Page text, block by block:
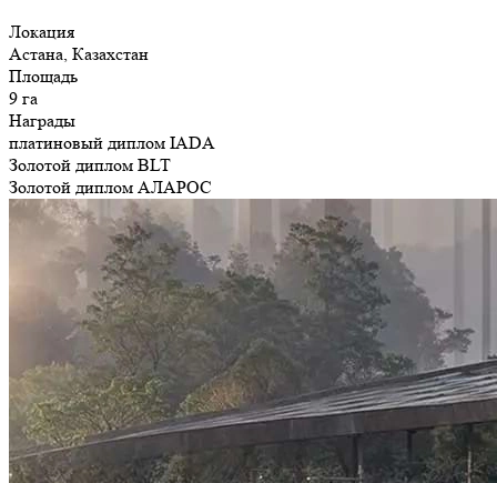
Локация
Астана, Казахстан
Площадь
9 га
Награды
платиновый диплом IADA
Золотой диплом BLT
Золотой диплом АЛАРОС